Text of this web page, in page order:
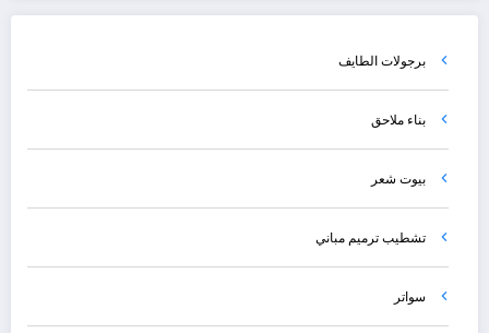
برجولات الطايف
بناء ملاحق
بيوت شعر
تشطيب ترميم مباني
سواتر